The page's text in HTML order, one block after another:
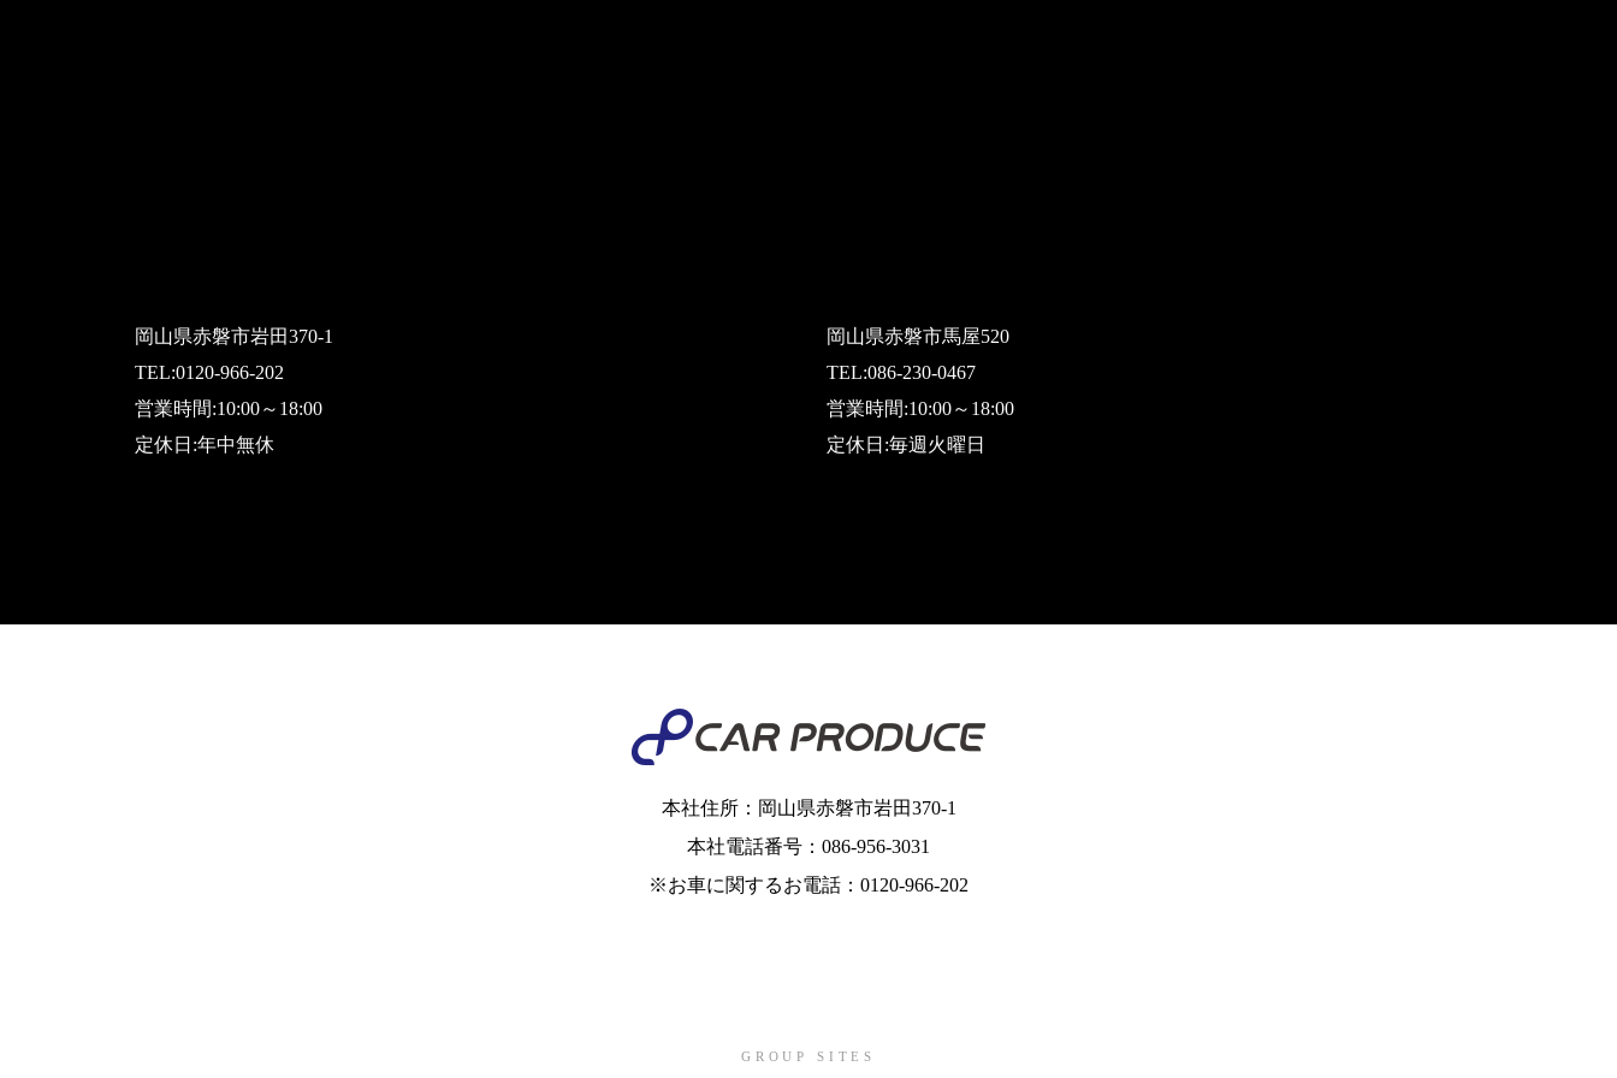
岡山県赤磐市岩田370-1
TEL:0120-966-202
営業時間:10:00～18:00
定休日:年中無休
岡山県赤磐市馬屋520
TEL:086-230-0467
営業時間:10:00～18:00
定休日:毎週火曜日
本社住所：岡山県赤磐市岩田370-1
本社電話番号：086-956-3031
※お車に関するお電話：0120-966-202
GROUP SITES